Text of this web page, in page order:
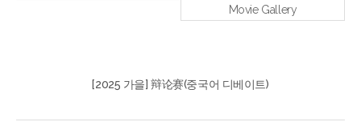
Movie Gallery
[2025 가을] 辩论赛(중국어 디베이트)